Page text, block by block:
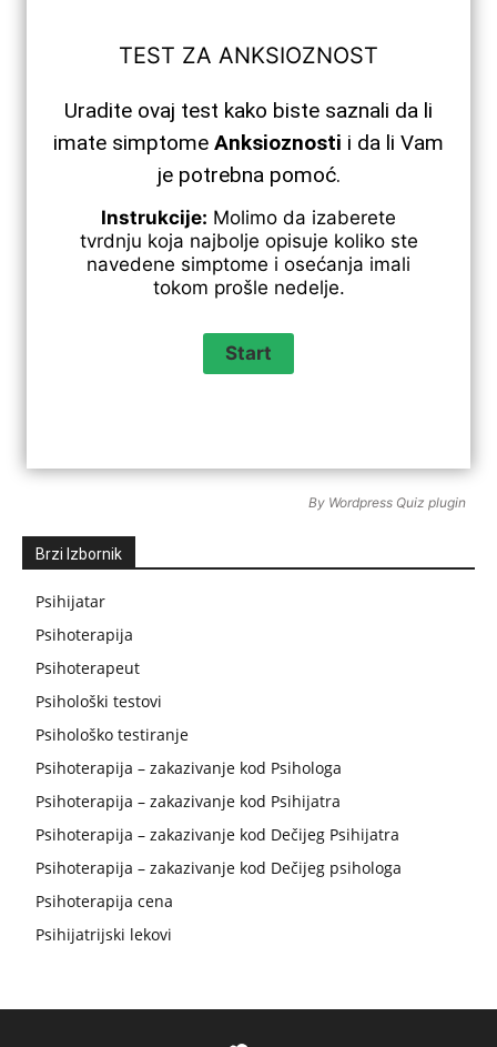
TEST ZA ANKSIOZNOST
Uradite ovaj test kako biste saznali da li
imate simptome Anksioznosti i da li Vam
je potrebna pomoć.
Instrukcije: Molimo da izaberete
tvrdnju koja najbolje opisuje koliko ste
navedene simptome i osećanja imali
tokom prošle nedelje.
By Wordpress Quiz plugin
Brzi Izbornik
Psihijatar
Psihoterapija
Psihoterapeut
Psihološki testovi
Psihološko testiranje
Psihoterapija – zakazivanje kod Psihologa
Psihoterapija – zakazivanje kod Psihijatra
Psihoterapija – zakazivanje kod Dečijeg Psihijatra
Psihoterapija – zakazivanje kod Dečijeg psihologa
Psihoterapija cena
Psihijatrijski lekovi